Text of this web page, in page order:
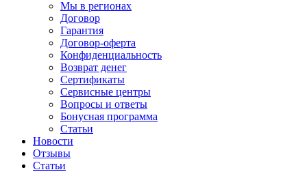
Мы в регионах
Договор
Гарантия
Договор-оферта
Конфиденциальность
Возврат денег
Сертификаты
Сервисные центры
Вопросы и ответы
Бонусная программа
Статьи
Новости
Отзывы
Статьи